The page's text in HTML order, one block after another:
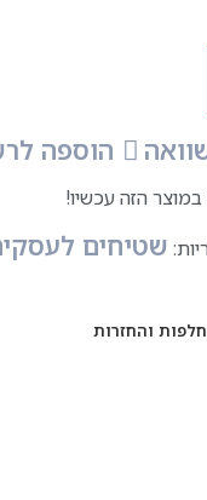
הוספה
הזה עכשיו!
שטיחים
והחזרות